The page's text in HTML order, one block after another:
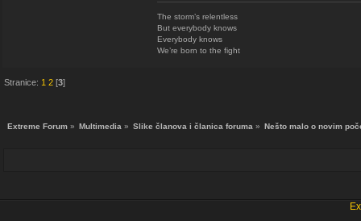
The storm’s relentless
But everybody knows
Everybody knows
We’re born to the fight
Stranice: 1 2 [3]
Extreme Forum » Multimedia » Slike članova i članica foruma » Nešto malo o novim